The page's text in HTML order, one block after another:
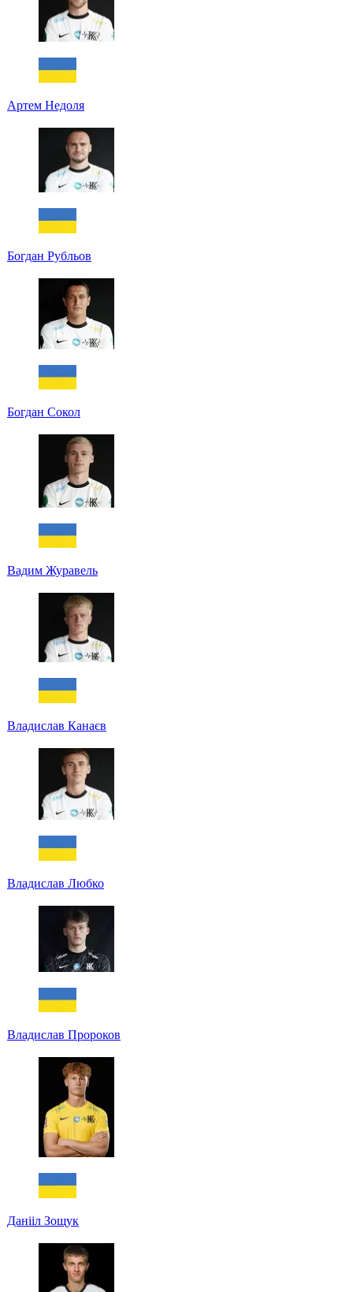
Артем Недоля
Богдан Рубльов
Богдан Сокол
Вадим Журавель
Владислав Канаєв
Владислав Любко
Владислав Пророков
Данііл Зощук